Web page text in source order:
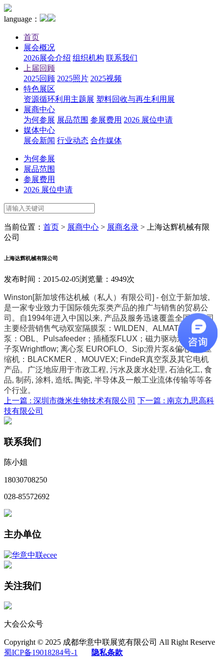
language：
首页
展会概况
2026展会介绍 组织机构 联系我们
上届回顾
2025回顾 2025照片 2025视频
特色展区
资源循环利用主题展 塑料回收与再生利用展
展商中心
为何参展 展品范围 参展费用 2026 展位申请
媒体中心
展会新闻 行业动态 合作媒体
为何参展
展品范围
参展费用
2026 展位申请
当前位置： 首页 > 展商中心 > 展商名录 >
上海达辉机械有限
公司
上海达辉机械有限公司
发布时间：2015-02-05浏览量：4949次
Winston[新加坡伟达机械（私人）有限公司] - 创立于新加坡,
是一家专业致力于国际领先泵类产品的推广与销售的贸易公
司。自1994年进入中国以来, 产品及服务迅速覆盖全国。公司
主要经营销售气动双室隔膜泵：WILDEN、ALMATEC；计量
泵：OBL、Pulsafeeder；插桶泵FLUX；磁力驱动泵CP；转
子泵Wrightflow; 离心泵 EUROFLO、Sip;滑片泵&偏心泵&压
缩机：BLACKMER 、MOUVEX; FindeR真空泵及其它电机
产品。广泛地应用于市政工程, 污水及废水处理, 石油化工, 食
品, 制药, 涂料, 造纸, 陶瓷, 半导体及一般工业流体传输等等各
个行业。
上一篇 : 深圳市微米生物技术有限公司 下一篇 : 南京九思高科
技有限公司
联系我们
陈小姐
18030708250
028-85572692
主办单位
关注我们
大会公众号
Copyright © 2025 成都华意中联展览有限公司 All Right Reserve
蜀ICP备19018284号-1
隐私条款